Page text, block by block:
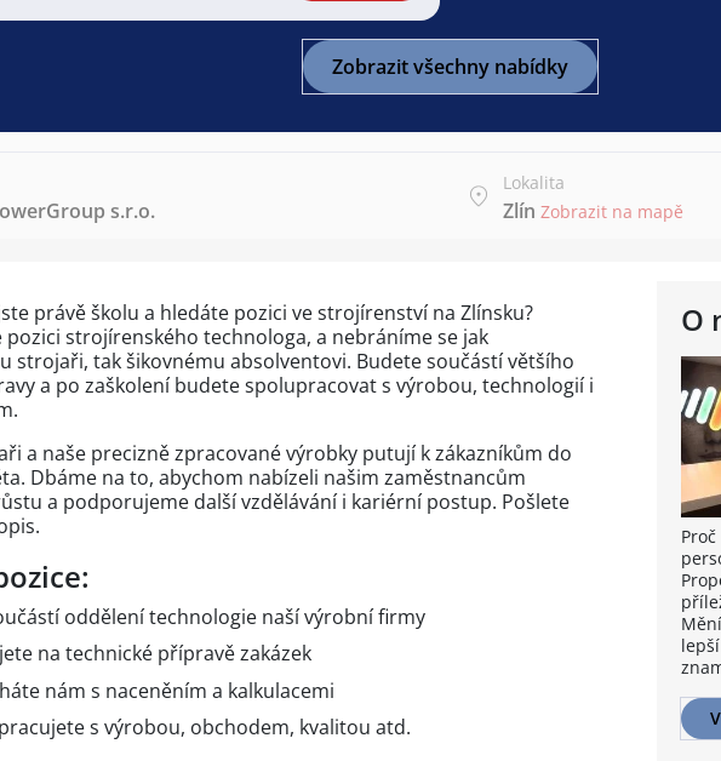
Zobrazit všechny nabídky
s.r.o.
Lokalita
Zlín Zobrazit na mapě
O
právě školu a hledáte pozici ve strojírenství na Zlínsku?
pozici strojírenského technologa, a nebráníme se jak
strojaři, tak šikovnému absolventovi. Budete součástí většího
a po zaškolení budete spolupracovat s výrobou, technologií i
a naše precizně zpracované výrobky putují k zákazníkům do
Dbáme na to, abychom nabízeli našim zaměstnancům
a podporujeme další vzdělávání i kariérní postup. Pošlete
oddělení technologie naší výrobní firmy
na technické přípravě zakázek
nám s naceněním a kalkulacemi
s výrobou, obchodem, kvalitou atd.